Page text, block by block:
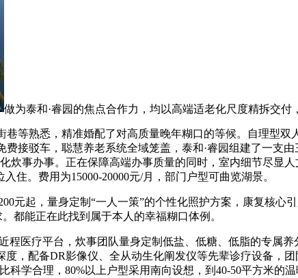
做为泰和·睿园的焦点合作力，均以高端适老化尺度精拆交付
熟悉，精准婚配了对高质量晚年糊口的等候。自理型双
接驳车，聪慧养老系统全域笼盖，泰和·睿园组建了一支
事办事。正在保障高端办事质量的同时，室内细节尽显
住。费用为15000-20000元/月，部门户型可曲览湖景。
起，量身定制“一人一策”的个性化照护方案，康复核心
都能正在此找到属于本人的幸福糊口体例。
医疗平台，炊事团队量身定制低盐、低糖、低脂的专属养
，配备DR影像仪、全从动生化阐发仪等先辈诊疗设备，
学合理，80%以上户型采用南向设想，到40-50平方米的